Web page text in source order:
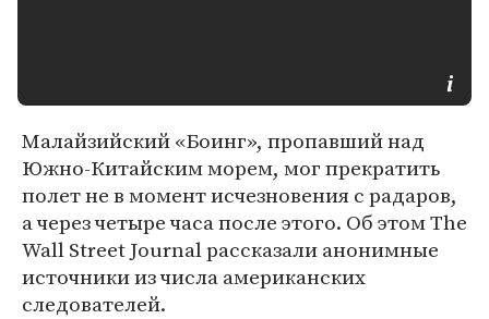
Малайзийский «Боинг», пропавший над
Южно-Китайским морем, мог прекратить
полет не в момент исчезновения с радаров,
а через четыре часа после этого. Об этом The
Wall Street Journal рассказали анонимные
источники из числа американских
следователей.